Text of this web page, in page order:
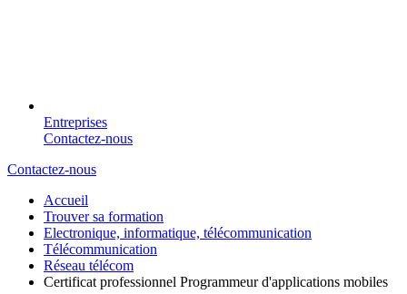
Entreprises
Contactez-nous
Contactez-nous
Accueil
Trouver sa formation
Electronique, informatique, télécommunication
Télécommunication
Réseau télécom
Certificat professionnel Programmeur d'applications mobiles